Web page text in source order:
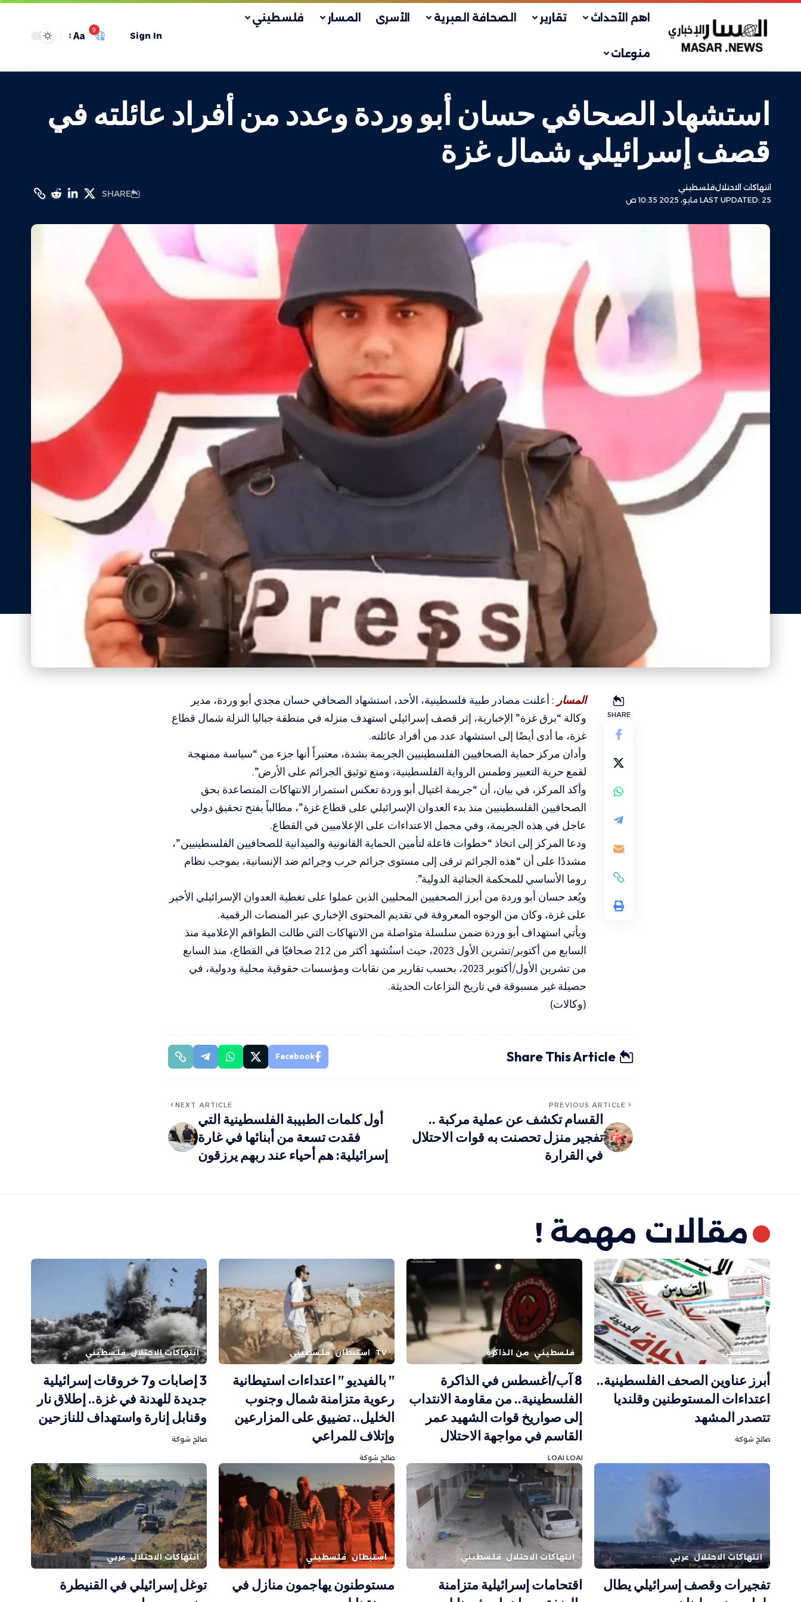
اهم الأحداث تقارير الصحافة العبرية الأسرى المسار فلسطيني
منوعات
Sign In
9
Aa
استشهاد الصحافي حسان أبو وردة وعدد من أفراد عائلته في
قصف إسرائيلي شمال غزة
LAST UPDATED: 25 مايو، 2025 10:35 ص
انتهاكات الاحتلالفلسطيني
SHARE
SHARE
المسار : أعلنت مصادر طبية فلسطينية، الأحد، استشهاد الصحافي حسان مجدي أبو وردة، مدير
وكالة “برق غزة” الإخبارية، إثر قصف إسرائيلي استهدف منزله في منطقة جباليا النزلة شمال قطاع
غزة، ما أدى أيضًا إلى استشهاد عدد من أفراد عائلته.
وأدان مركز حماية الصحافيين الفلسطينيين الجريمة بشدة، معتبراً أنها جزء من “سياسة ممنهجة
لقمع حرية التعبير وطمس الرواية الفلسطينية، ومنع توثيق الجرائم على الأرض”.
وأكد المركز، في بيان، أن “جريمة اغتيال أبو وردة تعكس استمرار الانتهاكات المتصاعدة بحق
الصحافيين الفلسطينيين منذ بدء العدوان الإسرائيلي على قطاع غزة”، مطالباً بفتح تحقيق دولي
عاجل في هذه الجريمة، وفي مجمل الاعتداءات على الإعلاميين في القطاع.
ودعا المركز إلى اتخاذ “خطوات فاعلة لتأمين الحماية القانونية والميدانية للصحافيين الفلسطينيين”،
مشددًا على أن “هذه الجرائم ترقى إلى مستوى جرائم حرب وجرائم ضد الإنسانية، بموجب نظام
روما الأساسي للمحكمة الجنائية الدولية”.
ويُعد حسان أبو وردة من أبرز الصحفيين المحليين الذين عملوا على تغطية العدوان الإسرائيلي الأخير
على غزة، وكان من الوجوه المعروفة في تقديم المحتوى الإخباري عبر المنصات الرقمية.
ويأتي استهداف أبو وردة ضمن سلسلة متواصلة من الانتهاكات التي طالت الطواقم الإعلامية منذ
السابع من أكتوبر/تشرين الأول 2023، حيث استُشهد أكثر من 212 صحافيًا في القطاع، منذ السابع
من تشرين الأول/أكتوبر 2023، بحسب تقارير من نقابات ومؤسسات حقوقية محلية ودولية، في
حصيلة غير مسبوقة في تاريخ النزاعات الحديثة.
(وكالات)
Share This Article
Facebook
PREVIOUS ARTICLE
القسام تكشف عن عملية مركبة ..
تفجير منزل تحصنت به قوات الاحتلال
في القرارة
NEXT ARTICLE
أول كلمات الطبيبة الفلسطينية التي
فقدت تسعة من أبنائها في غارة
إسرائيلية: هم أحياء عند ربهم يرزقون
مقالات مهمة !
فلسطيني
أبرز عناوين الصحف الفلسطينية..
اعتداءات المستوطنين وقلنديا
تتصدر المشهد
صالح شوكة
فلسطيني من الذاكرة
8 آب/أغسطس في الذاكرة
الفلسطينية.. من مقاومة الانتداب
إلى صواريخ قوات الشهيد عمر
القاسم في مواجهة الاحتلال
LOAI LOAI
TV استيطان فلسطيني
” بالفيديو ” اعتداءات استيطانية
رعوية متزامنة شمال وجنوب
الخليل.. تضييق على المزارعين
وإتلاف للمراعي
صالح شوكة
انتهاكات الاحتلال فلسطيني
3 إصابات و7 خروقات إسرائيلية
جديدة للهدنة في غزة.. إطلاق نار
وقنابل إنارة واستهداف للنازحين
صالح شوكة
انتهاكات الاحتلال عربي
تفجيرات وقصف إسرائيلي يطال
انتهاكات الاحتلال فلسطيني
اقتحامات إسرائيلية متزامنة
استيطان فلسطيني
مستوطنون يهاجمون منازل في
انتهاكات الاحتلال عربي
توغل إسرائيلي في القنيطرة